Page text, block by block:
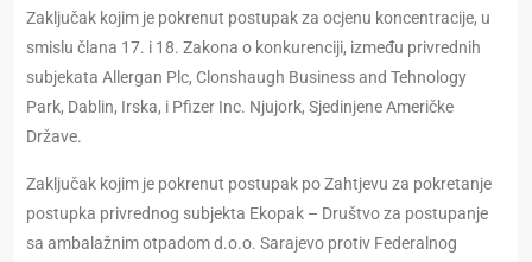
Zaključak kojim je pokrenut postupak za ocjenu koncentracije, u
smislu člana 17. i 18. Zakona o konkurenciji, između privrednih
subjekata Allergan Plc, Clonshaugh Business and Tehnology
Park, Dablin, Irska, i Pfizer Inc. Njujork, Sjedinjene Američke
Države.
Zaključak kojim je pokrenut postupak po Zahtjevu za pokretanje
postupka privrednog subjekta Ekopak – Društvo za postupanje
sa ambalažnim otpadom d.o.o. Sarajevo protiv Federalnog